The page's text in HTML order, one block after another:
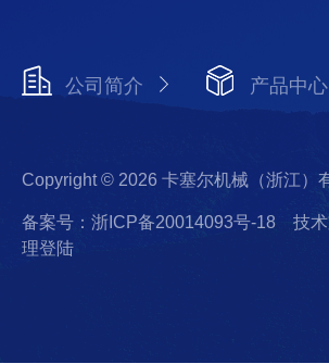
公司简介 产品中心
Copyright © 2026 卡塞尔机械（浙江）
备案号：浙ICP备20014093号-18
技
理登陆